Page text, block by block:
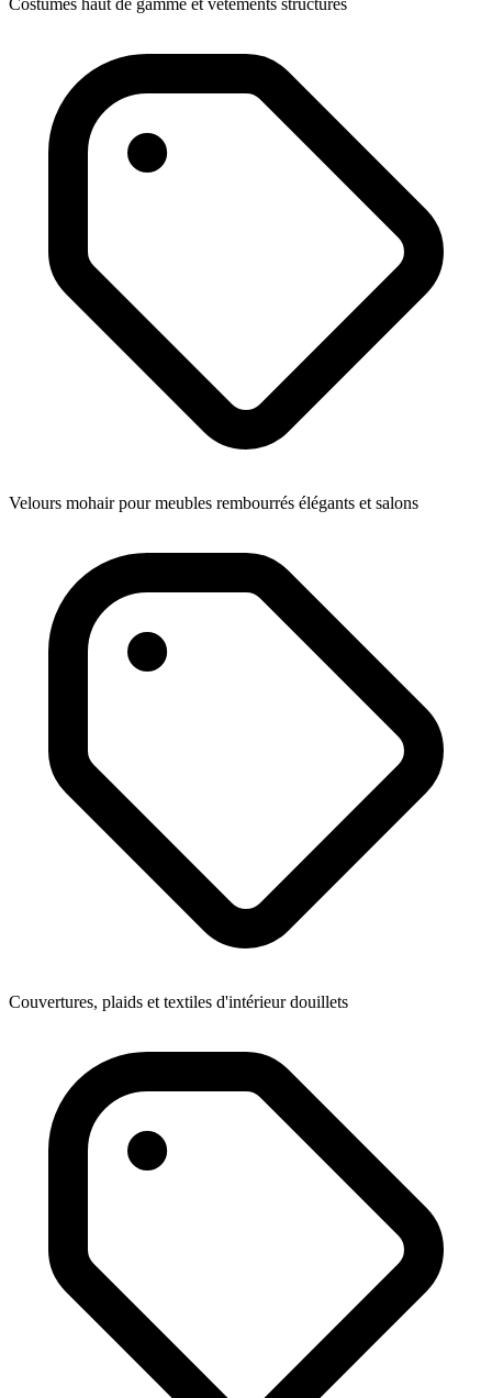
Costumes haut de gamme et vêtements structurés
Velours mohair pour meubles rembourrés élégants et salons
Couvertures, plaids et textiles d'intérieur douillets